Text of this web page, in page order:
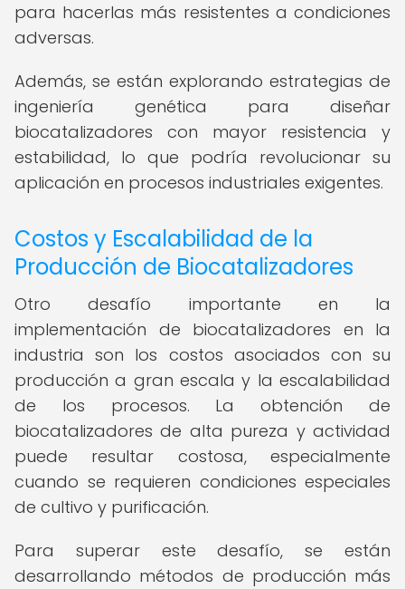
para hacerlas más resistentes a condiciones
adversas.
Además, se están explorando estrategias de
ingeniería genética para diseñar
biocatalizadores con mayor resistencia y
estabilidad, lo que podría revolucionar su
aplicación en procesos industriales exigentes.
Costos y Escalabilidad de la
Producción de Biocatalizadores
Otro desafío importante en la
implementación de biocatalizadores en la
industria son los costos asociados con su
producción a gran escala y la escalabilidad
de los procesos. La obtención de
biocatalizadores de alta pureza y actividad
puede resultar costosa, especialmente
cuando se requieren condiciones especiales
de cultivo y purificación.
Para superar este desafío, se están
desarrollando métodos de producción más